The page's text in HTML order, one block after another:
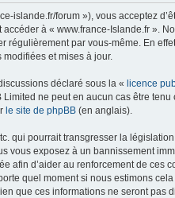
islande.fr/forum »), vous acceptez
à « www.france-Islande.fr ».
par vous-même. En
et mises à jour.
déclaré sous la « licence
ne peut en aucun cas être
le site de phpBB (en anglais).
qui pourrait transgresser la
vous exposez à un bannissement
afin d’aider au renforcement de ces
quel moment si nous estimons
que ces informations ne seront pas